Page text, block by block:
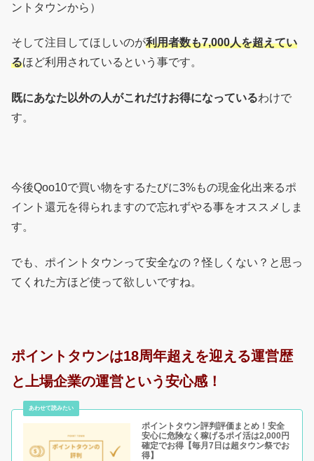
ントタウンから）
そして注目してほしいのが利用者数も7,000人を超えてい
るほど利用されているという事です。
既にあなた以外の人がこれだけお得になっているわけで
す。
今後Qoo10で買い物をするたびに3%もの現金化出来るポ
イント還元を得られますので忘れずやる事をオススメしま
す。
でも、ポイントタウンって安全なの？怪しくない？と思っ
てくれた方ほど使って欲しいですね。
ポイントタウンは18周年超えを迎える運営歴
と上場企業の運営という安心感！
ポイントタウン評判評価まとめ！安全
安心に危険なく稼げるポイ活は2,000円
確定でお得【毎月7日は超タウン祭でお
得】